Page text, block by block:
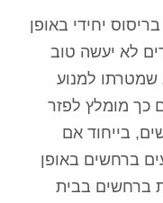
יחידי באופן
לא יעשה טוב
שמטרתו למנוע
כך מומלץ לפזר
בייחוד אם
ברחשים באופן
ברחשים בבית